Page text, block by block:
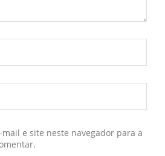
mail e site neste navegador para a